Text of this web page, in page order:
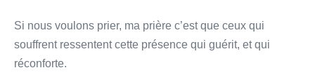
Si nous voulons prier, ma prière c’est que ceux qui
souffrent ressentent cette présence qui guérit, et qui
réconforte.